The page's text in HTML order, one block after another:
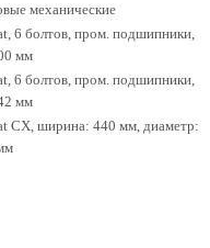
механические
6 болтов, пром. подшипники,
мм
6 болтов, пром. подшипники,
мм
CX, ширина: 440 мм, диаметр: